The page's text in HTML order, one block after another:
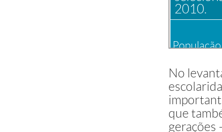
2010.
População
escolar
Restante da
Fonte: Censo 2010,
No
que
gerações